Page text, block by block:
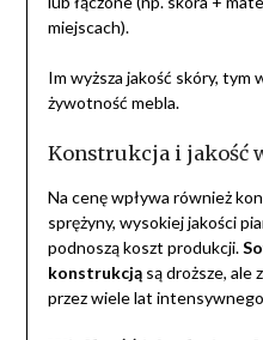
miejscach).
Im wyższa jakość skóry, tym
żywotność mebla.
Konstrukcja i jakość
Na cenę wpływa również
sprężyny, wysokiej jakości
podnoszą koszt produkcji.
konstrukcjąsą droższe, ale
przez wiele lat